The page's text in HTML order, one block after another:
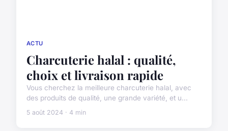
ACTU
Charcuterie halal : qualité,
choix et livraison rapide
Vous cherchez la meilleure charcuterie halal, avec
des produits de qualité, une grande variété, et u...
5 août 2024 · 4 min